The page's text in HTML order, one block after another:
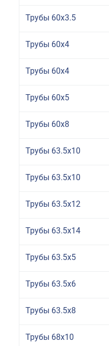
Трубы 60x3.5
Трубы 60x4
Трубы 60x4
Трубы 60x5
Трубы 60x8
Трубы 63.5x10
Трубы 63.5x10
Трубы 63.5x12
Трубы 63.5x14
Трубы 63.5x5
Трубы 63.5x6
Трубы 63.5x8
Трубы 68x10